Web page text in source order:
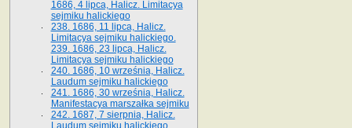
1686, 4 lipca, Halicz. Limitacya
sejmiku halickiego
238. 1686, 11 lipca, Halicz.
Limitacya sejmiku halickiego.
239. 1686, 23 lipca, Halicz.
Limitacya sejmiku halickiego
240. 1686, 10 września, Halicz.
Laudum sejmiku halickiego
241. 1686, 30 września, Halicz.
Manifestacya marszałka sejmiku
242. 1687, 7 sierpnia, Halicz.
Laudum sejmiku halickiego